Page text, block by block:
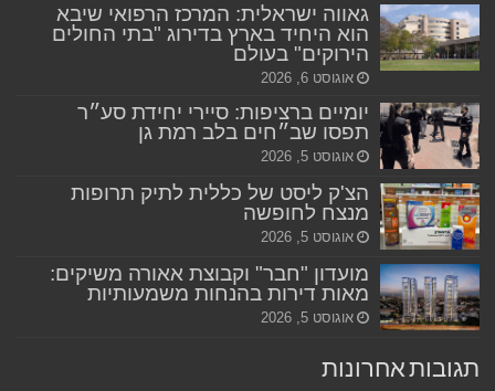
גאווה ישראלית: המרכז הרפואי שיבא
הוא היחיד בארץ בדירוג "בתי החולים
הירוקים" בעולם
אוגוסט 6, 2026
יומיים ברציפות: סיירי יחידת סע״ר
תפסו שב״חים בלב רמת גן
אוגוסט 5, 2026
הצ'ק ליסט של כללית לתיק תרופות
מנצח לחופשה
אוגוסט 5, 2026
מועדון "חבר" וקבוצת אאורה משיקים:
מאות דירות בהנחות משמעותיות
אוגוסט 5, 2026
תגובות אחרונות